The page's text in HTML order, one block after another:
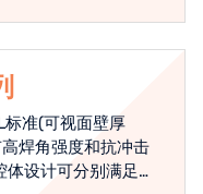
标准(可视面壁厚
焊角强度和抗冲击
设计可分别满足隔